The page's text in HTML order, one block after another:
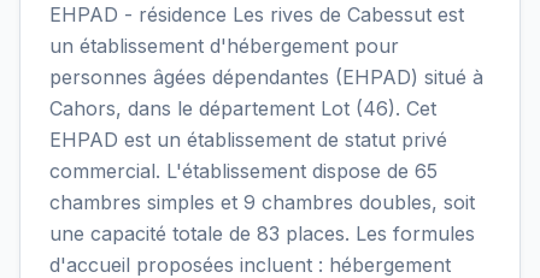
EHPAD - résidence Les rives de Cabessut est
un établissement d'hébergement pour
personnes âgées dépendantes (EHPAD) situé à
Cahors, dans le département Lot (46). Cet
EHPAD est un établissement de statut privé
commercial. L'établissement dispose de 65
chambres simples et 9 chambres doubles, soit
une capacité totale de 83 places. Les formules
d'accueil proposées incluent : hébergement